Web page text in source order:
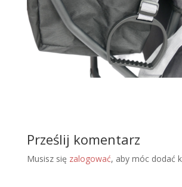
Prześlij komentarz
Musisz się zalogować, aby móc dodać